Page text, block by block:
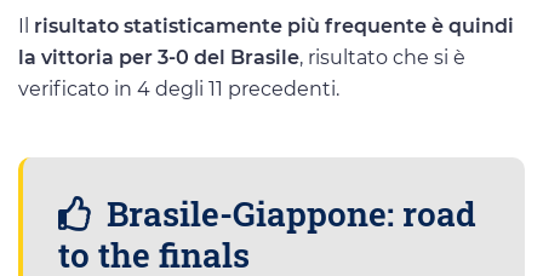
Il risultato statisticamente più frequente è quindi
la vittoria per 3-0 del Brasile, risultato che si è
verificato in 4 degli 11 precedenti.
Brasile-Giappone: road
to the finals